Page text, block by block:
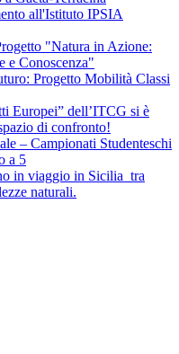
all'Istituto IPSIA
"Natura in Azione:
e Conoscenza"
Progetto Mobilità Classi
Europei” dell’ITCG si è
di confronto!
– Campionati Studenteschi
a 5
in viaggio in Sicilia tra
naturali.